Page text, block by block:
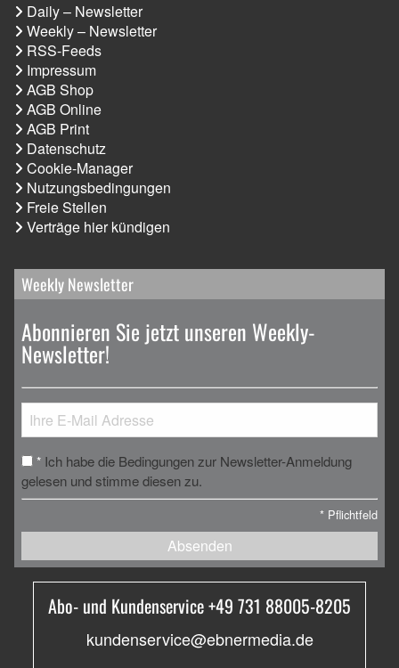
Daily – Newsletter
Weekly – Newsletter
RSS-Feeds
Impressum
AGB Shop
AGB Online
AGB Print
Datenschutz
Cookie-Manager
Nutzungsbedingungen
Freie Stellen
Verträge hier kündigen
Weekly Newsletter
Abonnieren Sie jetzt unseren Weekly-
Newsletter!
* Ich habe die Bedingungen zur Newsletter-Anmeldung
gelesen und stimme diesen zu.
* Pflichtfeld
Absenden
Abo- und Kundenservice +49 731 88005-8205
kundenservice@ebnermedia.de